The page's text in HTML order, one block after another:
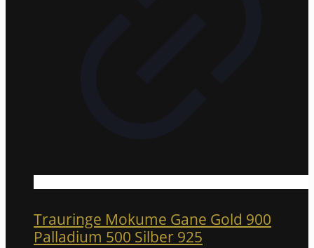
Trauringe Mokume Gane Gold 900
Palladium 500 Silber 925